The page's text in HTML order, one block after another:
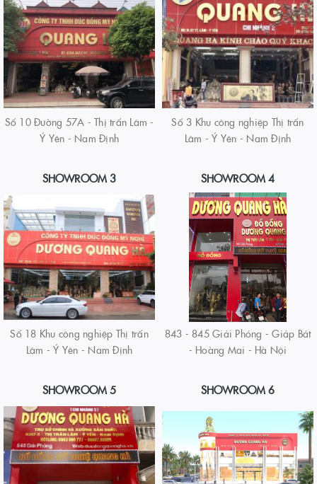
Số 10 Đường 57A - Thị trấn Lâm -
Ý Yên - Nam Định
Số 3 Khu công nghiệp Thị trấn
Lâm - Ý Yên - Nam Định
SHOWROOM 3
Số 18 Khu công nghiệp Thị trấn
Lâm - Ý Yên - Nam Định
SHOWROOM 4
843 - 845 Giải Phóng - Giáp Bát
- Hoàng Mai - Hà Nội
SHOWROOM 5 SHOWROOM 6